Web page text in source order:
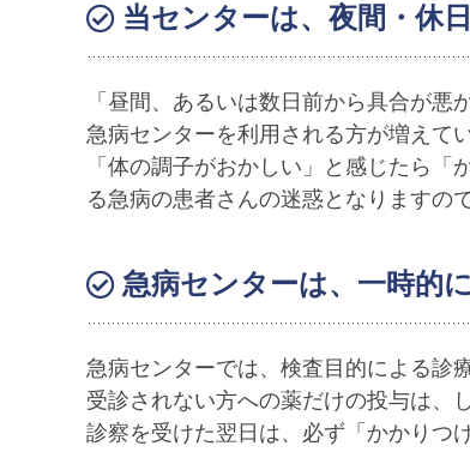
当センターは、夜間・休
「昼間、あるいは数日前から具合が
急病センターを利用される方が増えてい
「体の調子がおかしい」と感じたら
る急病の患者さんの迷惑となりますの
急病センターは、一時的
急病センターでは、検査目的による診
受診されない方への薬だけの投与は、
診察を受けた翌日は、必ず「かかりつ